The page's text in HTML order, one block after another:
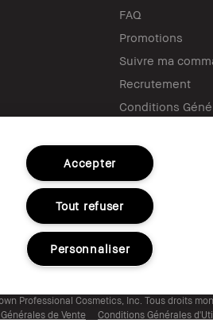
FAQ
Promotions
Suivre ma
Recrutement
Conditions
Vente et
Professional Cosmetics, Inc. Tous droits
de Vente
Conditions Générales
Accepter
Tout refuser
Personnaliser